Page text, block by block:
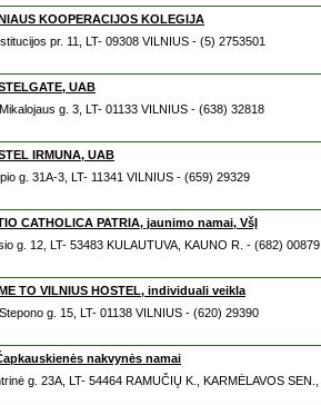
KOOPERACIJOS KOLEGIJA
pr. 11, LT- 09308 VILNIUS - (5) 2753501
UAB
g. 3, LT- 01133 VILNIUS - (638) 32818
IRMUNA, UAB
g. 31A-3, LT- 11341 VILNIUS - (659) 29329
CATHOLICA PATRIA, jaunimo namai, VšĮ
g. 12, LT- 53483 KULAUTUVA, KAUNO R. - (682) 00879
TO VILNIUS HOSTEL, individuali veikla
g. 15, LT- 01138 VILNIUS - (620) 29390
nakvynės namai
g. 23A, LT- 54464 RAMUČIŲ K., KARMĖLAVOS